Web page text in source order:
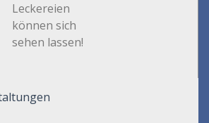
Leckereien
können sich
sehen lassen!